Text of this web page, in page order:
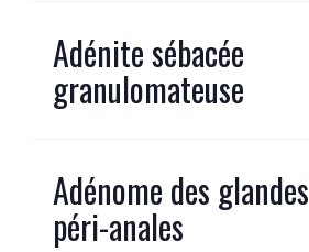
Adénite sébacée
granulomateuse
Adénome des glandes
péri-anales